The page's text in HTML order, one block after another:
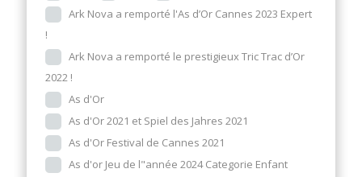
Ark Nova a remporté l'As d’Or Cannes 2023 Expert
!
Ark Nova a remporté le prestigieux Tric Trac d’Or
2022 !
As d'Or
As d'Or 2021 et Spiel des Jahres 2021
As d'Or Festival de Cannes 2021
As d'or Jeu de l"année 2024 Categorie Enfant